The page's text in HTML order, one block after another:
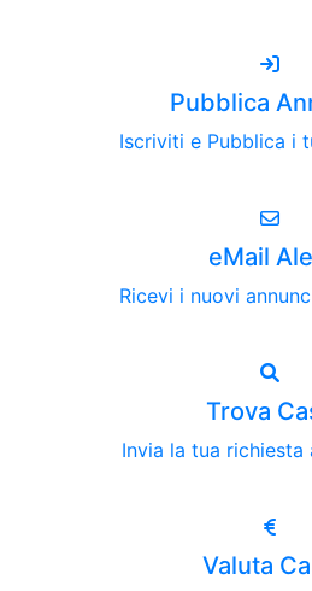
Pubblica
Iscriviti e Pubblica i
eMail
Ricevi i nuovi
Trova
Invia la tua richiesta
Valuta